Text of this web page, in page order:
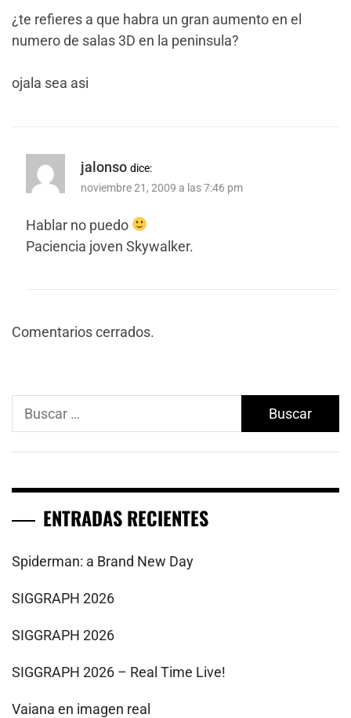
¿te refieres a que habra un gran aumento en el
numero de salas 3D en la peninsula?
ojala sea asi
jalonso dice:
noviembre 21, 2009 a las 7:46 pm
Hablar no puedo
Paciencia joven Skywalker.
Comentarios cerrados.
Buscar:
ENTRADAS RECIENTES
Spiderman: a Brand New Day
SIGGRAPH 2026
SIGGRAPH 2026
SIGGRAPH 2026 – Real Time Live!
Vaiana en imagen real